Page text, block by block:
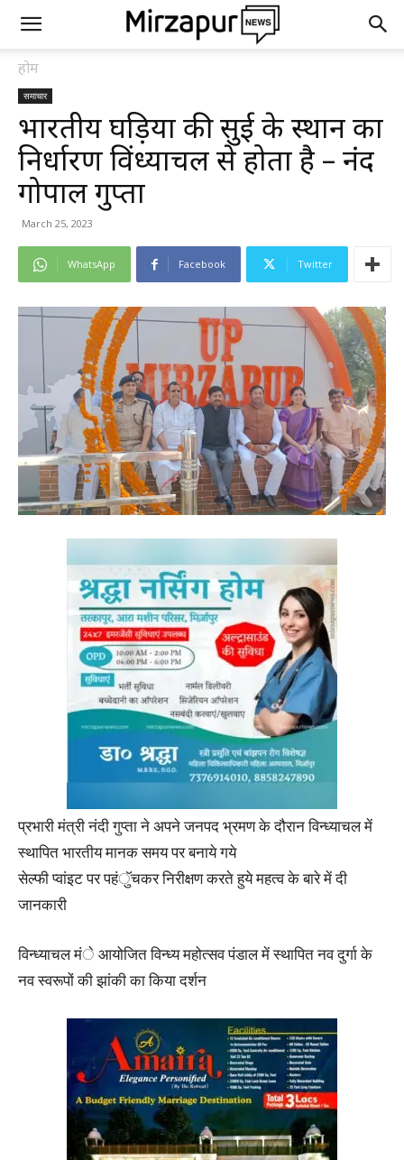
होम
समाचार
भारतीय घड़ियों की सुई के स्थान का
निर्धारण विंध्याचल से होता है – नंद
गोपाल गुप्ता
March 25, 2023
WhatsApp Facebook Twitter
प्रभारी मंत्री नंदी गुप्ता ने अपने जनपद भ्रमण के दौरान विन्ध्याचल में
स्थापित भारतीय मानक समय पर बनाये गये
सेल्फी प्वांइट पर पहंुॅचकर निरीक्षण करते हुये महत्व के बारे में दी
जानकारी
विन्ध्याचल मंे आयोजित विन्ध्य महोत्सव पंडाल में स्थापित नव दुर्गा के
नव स्वरूपों की झांकी का किया दर्शन